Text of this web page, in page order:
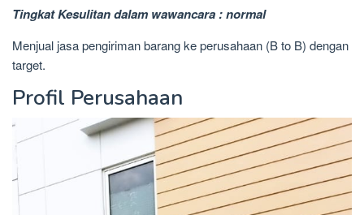
Tingkat Kesulitan dalam wawancara : normal
Menjual jasa pengiriman barang ke perusahaan (B to B) dengan
target.
Profil Perusahaan